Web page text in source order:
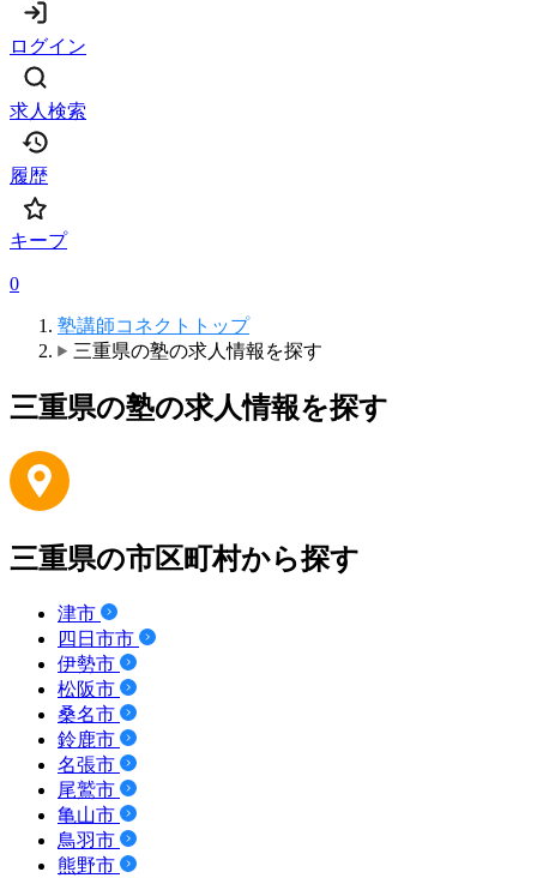
ログイン
求人検索
履歴
キープ
0
塾講師コネクトトップ
三重県の塾の求人情報を探す
三重県の塾の求人情報を探す
三重県の市区町村から探す
津市
四日市市
伊勢市
松阪市
桑名市
鈴鹿市
名張市
尾鷲市
亀山市
鳥羽市
熊野市